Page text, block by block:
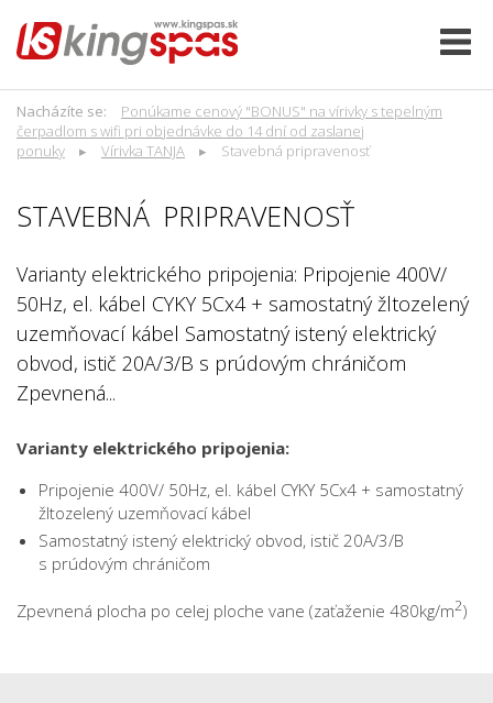
Nacházíte se:
Ponúkame cenový "BONUS" na vírivky s tepelným
čerpadlom s wifi pri objednávke do 14 dní od zaslanej
ponuky
Vírivka TANJA Stavebná pripravenosť
STAVEBNÁ PRIPRAVENOSŤ
Varianty elektrického pripojenia: Pripojenie 400V/
50Hz, el. kábel CYKY 5Cx4 + samostatný žltozelený
uzemňovací kábel Samostatný istený elektrický
obvod, istič 20A/3/B s prúdovým chráničom
Zpevnená...
Varianty elektrického pripojenia:
Pripojenie 400V/ 50Hz, el. kábel CYKY 5Cx4 + samostatný
žltozelený uzemňovací kábel
Samostatný istený elektrický obvod, istič 20A/3/B
s prúdovým chráničom
Zpevnená plocha po celej ploche vane (zaťaženie 480kg/m2)